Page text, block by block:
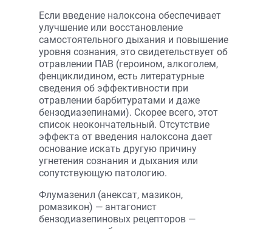
Если введение налоксона обеспечивает
улучшение или восстановление
самостоятельного дыхания и повышение
уровня сознания, это свидетельствует об
отравлении ПАВ (героином, алкоголем,
фенциклидином, есть литературные
сведения об эффективности при
отравлении барбитуратами и даже
бензодиазепинами). Скорее всего, этот
список неокончательный. Отсутствие
эффекта от введения налоксона дает
основание искать другую причину
угнетения сознания и дыхания или
сопутствующую патологию.
Флумазенил (анексат, мазикон,
ромазикон) — антагонист
бензодиазепиновых рецепторов —